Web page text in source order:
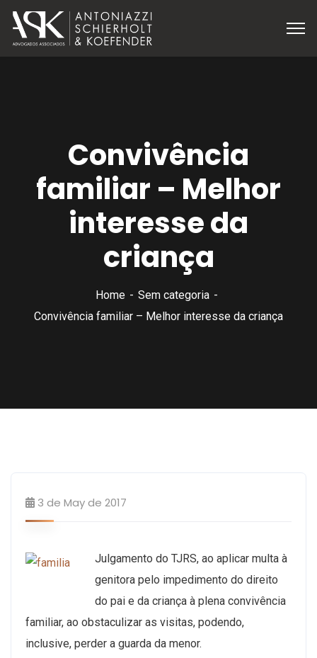
Convivência
familiar – Melhor
interesse da
criança
Home
Sem categoria
Convivência familiar – Melhor interesse da criança
3 de May de 2017
Julgamento do TJRS, ao aplicar multa à
genitora pelo impedimento do direito
do pai e da criança à plena convivência
familiar, ao obstaculizar as visitas, podendo,
inclusive, perder a guarda da menor.